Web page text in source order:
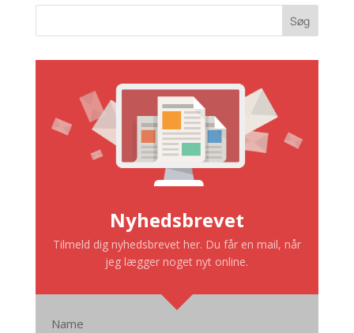
Søg
Nyhedsbrevet
Tilmeld dig nyhedsbrevet her. Du får en mail, når
jeg lægger noget nyt online.
Name